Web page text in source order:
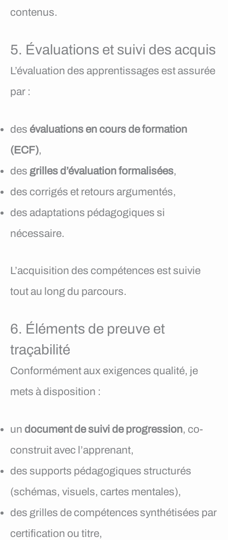
contenus.
5. Évaluations et suivi des acquis
L’évaluation des apprentissages est assurée
par :
des évaluations en cours de formation
(ECF),
des grilles d’évaluation formalisées,
des corrigés et retours argumentés,
des adaptations pédagogiques si
nécessaire.
L’acquisition des compétences est suivie
tout au long du parcours.
6. Éléments de preuve et
traçabilité
Conformément aux exigences qualité, je
mets à disposition :
un document de suivi de progression, co-
construit avec l’apprenant,
des supports pédagogiques structurés
(schémas, visuels, cartes mentales),
des grilles de compétences synthétisées par
certification ou titre,